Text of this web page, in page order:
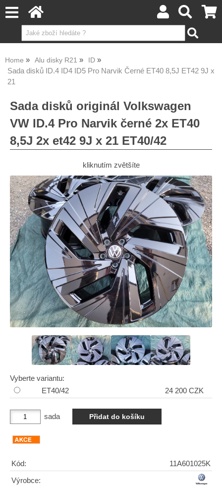
Home Alu disky R21 ID
Sada disků ID.4 ID4 ID5 Pro Narvik Černé ET40 8,5J ET42 9J x
21
Sada disků originál Volkswagen
VW ID.4 Pro Narvik černé 2x ET40
8,5J 2x et42 9J x 21 ET40/42
kliknutím zvětšíte
Vyberte variantu:
ET40/42
24 200 CZK
sada
Kód: 11A601025K
Výrobce: